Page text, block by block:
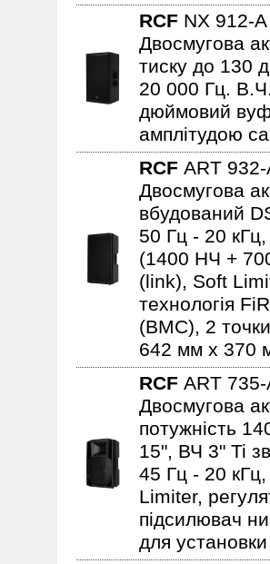
RCF NX 912-
Двосмугова
тиску до 130
20 000 Гц.
дюймовий
амплітудою
RCF ART
Двосмугова
вбудований
50 Гц - 20
(1400 НЧ +
(link), Soft
технологія
(BMC), 2
642 мм x 370
RCF ART
Двосмугова
потужність
15", ВЧ 3" Ti
45 Гц - 20
Limiter,
підсилювач
для